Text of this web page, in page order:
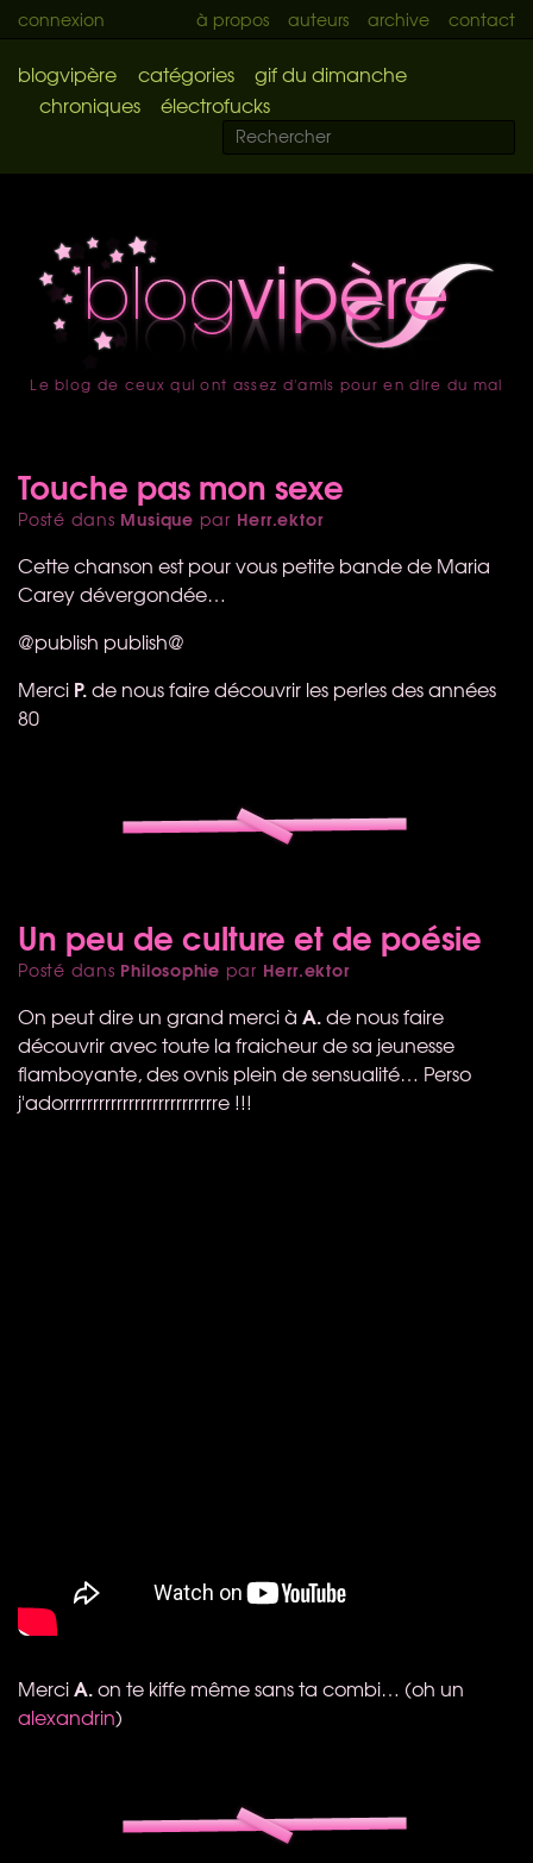
connexion à propos auteurs archive contact
blogvipère catégories
gif du dimanche
chroniques
électrofucks
accueil
Le blog de ceux qui ont assez d'amis pour en dire du mal
Touche pas mon sexe
Posté dans Musique par Herr.ektor
Cette chanson est pour vous petite bande de Maria
Carey dévergondée…
@publish publish@
Merci P.de nous faire découvrir les perles des années
80
Un peu de culture et de poésie
Posté dans Philosophie par Herr.ektor
On peut dire un grand merci à A.de nous faire
découvrir avec toute la fraicheur de sa jeunesse
flamboyante, des ovnis plein de sensualité… Perso
j'adorrrrrrrrrrrrrrrrrrrrrrrrrre !!!
MerciA.on te kiffe même sans ta combi… (oh un
alexandrin)